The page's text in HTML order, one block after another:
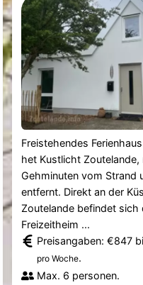
Freistehendes
het Kustlicht Zoutelande,
Gehminuten vom Strand
entfernt. Direkt an der
Zoutelande befindet sich
Freizeitheim ...
Preisangaben: €847
pro Woche.
Max. 6 personen.